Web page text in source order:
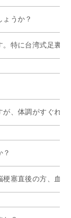
うか？
特に台湾式足裏
、体調がすぐれ
？
塞直後の方、血